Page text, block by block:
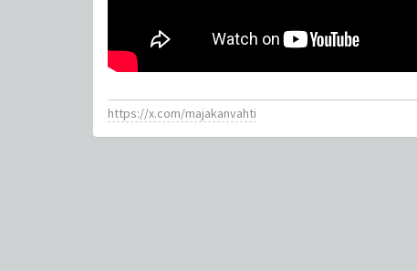
https://x.com/majakanvahti